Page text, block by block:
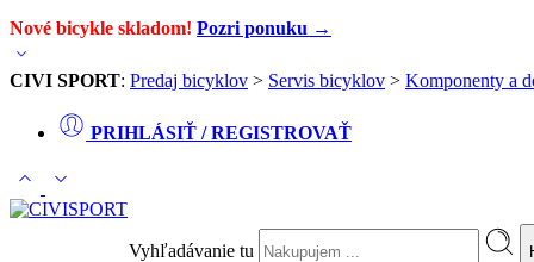
Nové bicykle skladom! Pozri ponuku →
CIVI SPORT: Predaj bicyklov > Servis bicyklov > Komponenty a
PRIHLÁSIŤ / REGISTROVAŤ
Vyhľadávanie tu